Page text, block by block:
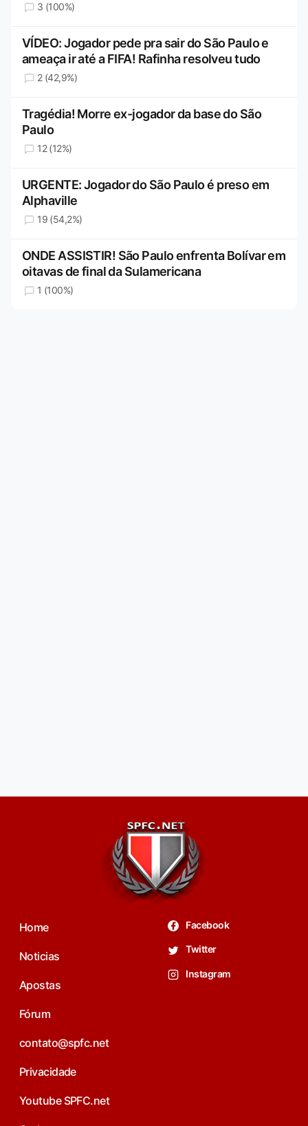
3 (100%)
VÍDEO: Jogador pede pra sair do São Paulo e
ameaça ir até a FIFA! Rafinha resolveu tudo
2 (42,9%)
Tragédia! Morre ex-jogador da base do São
Paulo
12 (12%)
URGENTE: Jogador do São Paulo é preso em
Alphaville
19 (54,2%)
ONDE ASSISTIR! São Paulo enfrenta Bolívar em
oitavas de final da Sulamericana
1 (100%)
Home
Noticias
Apostas
Fórum
contato@spfc.net
Privacidade
Youtube SPFC.net
Facebook
Twitter
Instagram